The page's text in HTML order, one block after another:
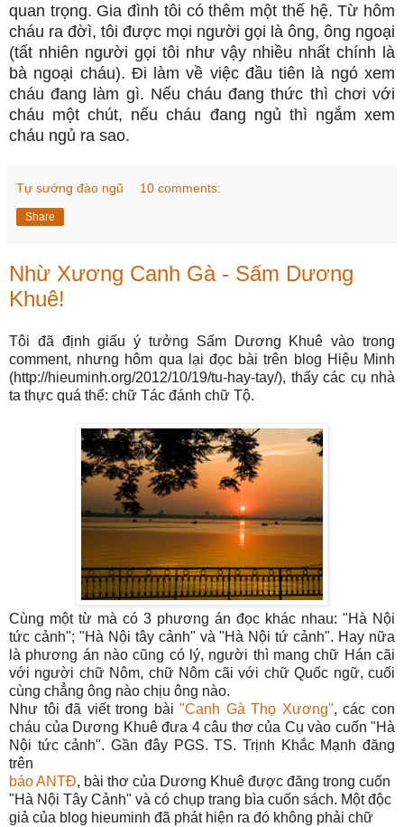
quan trọng. Gia đình tôi có thêm một thế hệ. Từ hôm
cháu ra đờì, tôi được mọi người gọi là ông, ông ngoại
(tất nhiên người gọi tôi như vậy nhiều nhất chính là
bà ngoại cháu). Đi làm về việc đầu tiên là ngó xem
cháu đang làm gì. Nếu cháu đang thức thì chơi với
cháu một chút, nếu cháu đang ngủ thì ngắm xem
cháu ngủ ra sao.
Tự sướng đào ngũ 10 comments:
Share
Nhừ Xương Canh Gà - Sấm Dương
Khuê!
Tôi đã định giấu ý tưởng Sấm Dương Khuê vào trong
comment, nhưng hôm qua lại đọc bài trên blog Hiệu Minh
(http://hieuminh.org/2012/10/19/tu-hay-tay/), thấy các cụ nhà
ta thực quá thể: chữ Tác đánh chữ Tộ.
Cùng một từ mà có 3 phương án đọc khác nhau: "Hà Nội
tức cảnh"; "Hà Nội tây cảnh" và "Hà Nội tứ cảnh". Hay nữa
là phương án nào cũng có lý, người thì mang chữ Hán cãi
với người chữ Nôm, chữ Nôm cãi với chữ Quốc ngữ, cuối
cùng chẳng ông nào chịu ông nào.
Như tôi đã viết trong bài"Canh Gà Thọ Xương", các con
cháu của Dương Khuê đưa 4 câu thơ của Cụ vào cuốn "Hà
Nội tức cảnh". Gần đây PGS. TS. Trịnh Khắc Mạnh đăng
trên
báo ANTĐ, bài thơ của Dương Khuê được đăng trong cuốn
"Hà Nội Tây Cảnh" và có chụp trang bìa cuốn sách. Một độc
giả của blog hieuminh đã phát hiện ra đó không phải chữ